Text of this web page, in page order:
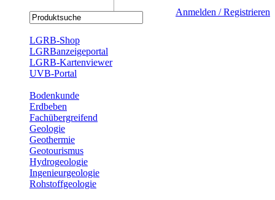
Anmelden / Registrieren
LGRB-Shop
LGRBanzeigeportal
LGRB-Kartenviewer
UVB-Portal
Bodenkunde
Erdbeben
Fachübergreifend
Geologie
Geothermie
Geotourismus
Hydrogeologie
Ingenieurgeologie
Rohstoffgeologie